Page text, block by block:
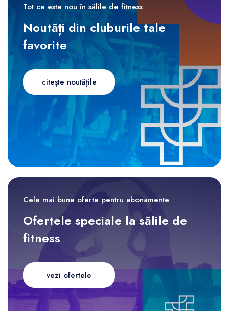
Tot ce este nou în sălile de fitness
Noutăți din cluburile tale
favorite
citește noutățile
Cele mai bune oferte pentru abonamente
Ofertele speciale la sălile de
fitness
vezi ofertele